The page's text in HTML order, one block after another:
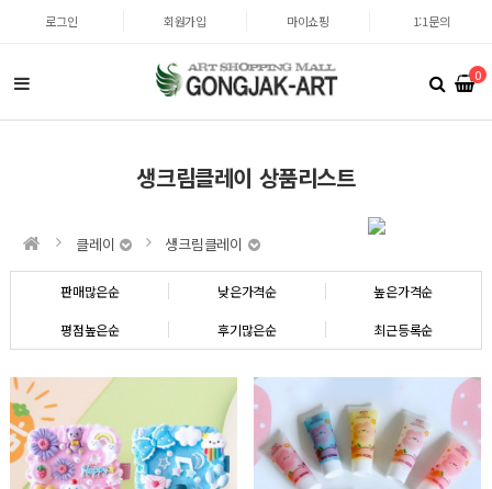
로그인 회원가입 마이쇼핑 1:1문의
0
생크림클레이 상품리스트
클레이 생크림클레이
판매많은순 낮은가격순 높은가격순
평점높은순 후기많은순 최근등록순